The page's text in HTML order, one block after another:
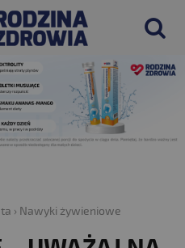
› Nawyki żywieniowe